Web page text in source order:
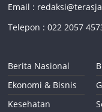
Email :
Telepon : 022 2057
Berita Nasional
Ekonomi & Bisnis
Kesehatan